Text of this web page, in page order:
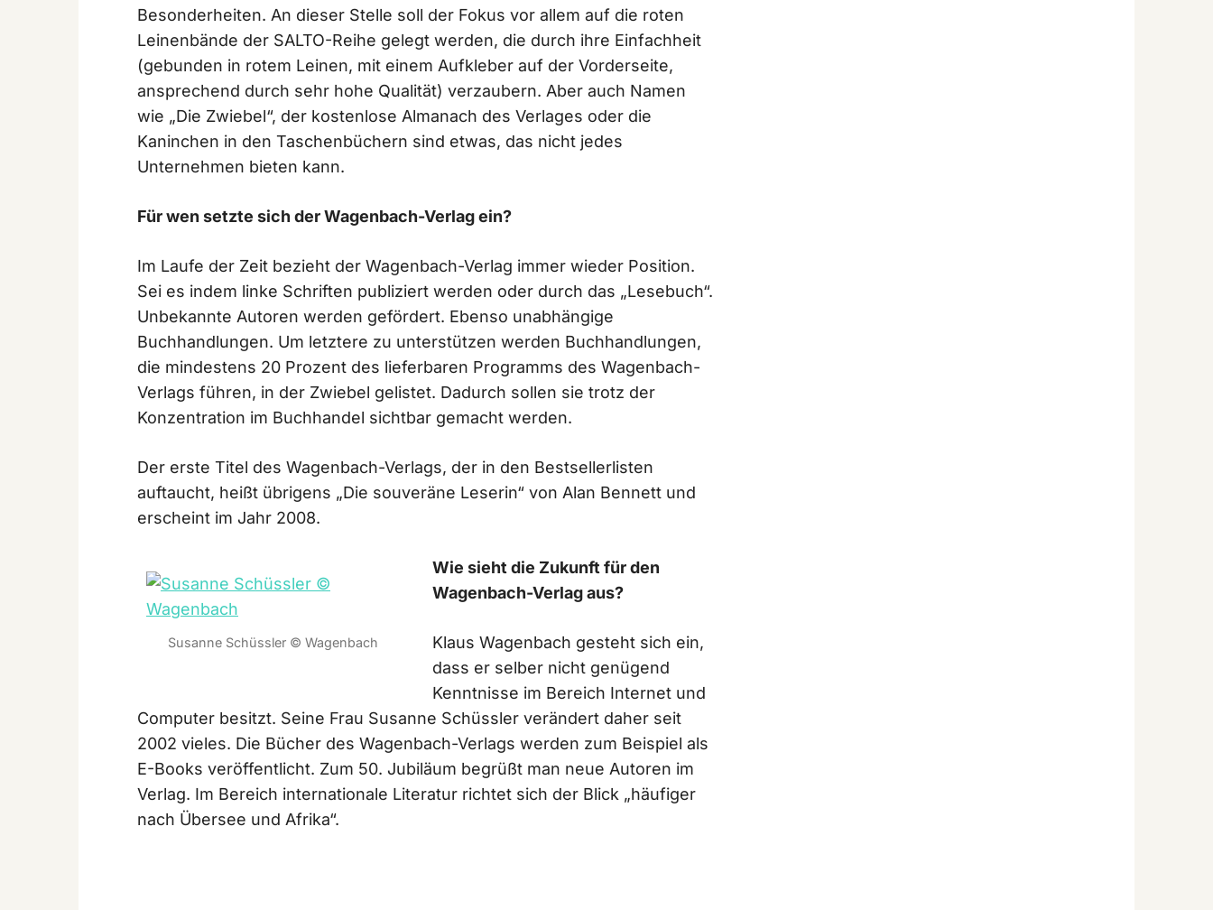
Besonderheiten. An dieser Stelle soll der Fokus vor allem auf die roten
Leinenbände der SALTO-Reihe gelegt werden, die durch ihre Einfachheit
(gebunden in rotem Leinen, mit einem Aufkleber auf der Vorderseite,
ansprechend durch sehr hohe Qualität) verzaubern. Aber auch Namen
wie „Die Zwiebel“, der kostenlose Almanach des Verlages oder die
Kaninchen in den Taschenbüchern sind etwas, das nicht jedes
Unternehmen bieten kann.
Für wen setzte sich der Wagenbach-Verlag ein?
Im Laufe der Zeit bezieht der Wagenbach-Verlag immer wieder Position.
Sei es indem linke Schriften publiziert werden oder durch das „Lesebuch“.
Unbekannte Autoren werden gefördert. Ebenso unabhängige
Buchhandlungen. Um letztere zu unterstützen werden Buchhandlungen,
die mindestens 20 Prozent des lieferbaren Programms des Wagenbach-
Verlags führen, in der Zwiebel gelistet. Dadurch sollen sie trotz der
Konzentration im Buchhandel sichtbar gemacht werden.
Der erste Titel des Wagenbach-Verlags, der in den Bestsellerlisten
auftaucht, heißt übrigens „Die souveräne Leserin“ von Alan Bennett und
erscheint im Jahr 2008.
Susanne Schüssler © Wagenbach
Wie sieht die Zukunft für den
Wagenbach-Verlag aus?
Klaus Wagenbach gesteht sich ein,
dass er selber nicht genügend
Kenntnisse im Bereich Internet und
Computer besitzt. Seine Frau Susanne Schüssler verändert daher seit
2002 vieles. Die Bücher des Wagenbach-Verlags werden zum Beispiel als
E-Books veröffentlicht. Zum 50. Jubiläum begrüßt man neue Autoren im
Verlag. Im Bereich internationale Literatur richtet sich der Blick „häufiger
nach Übersee und Afrika“.